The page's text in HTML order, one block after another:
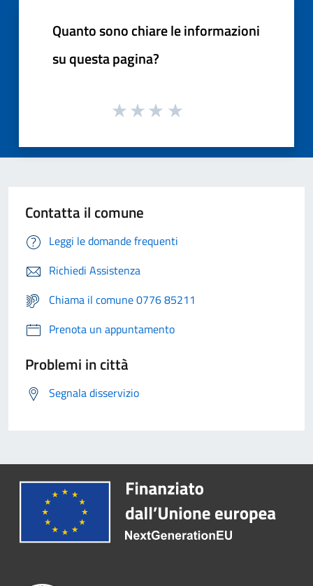
Quanto sono chiare le informazioni
su questa pagina?
Contatta il comune
Leggi le domande frequenti
Richiedi Assistenza
Chiama il comune 0776 85211
Prenota un appuntamento
Problemi in città
Segnala disservizio